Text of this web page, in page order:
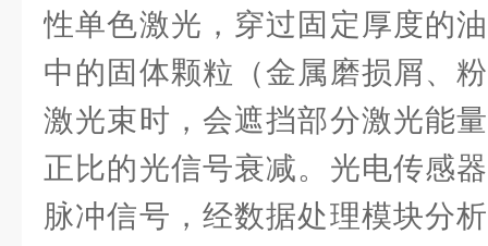
性单色激光，穿过固定厚度的
中的固体颗粒（金属磨损屑、
激光束时，会遮挡部分激光能
正比的光信号衰减。光电传感
脉冲信号，经数据处理模块分